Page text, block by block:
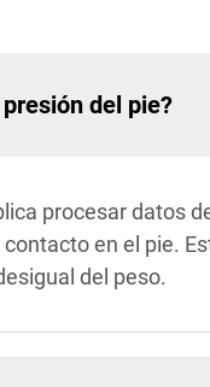
del pie?
procesar datos
en el pie.
del peso.